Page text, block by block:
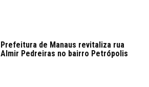
Prefeitura de Manaus revitaliza rua
Almir Pedreiras no bairro Petrópolis